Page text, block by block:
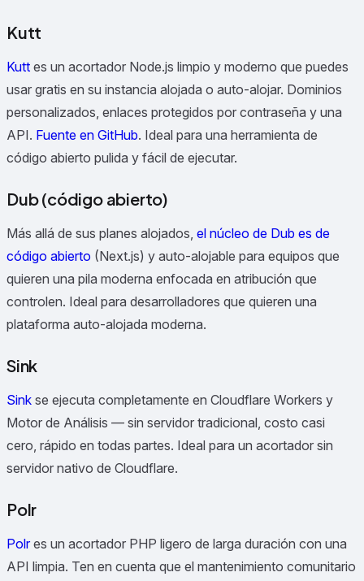
Kutt
Kutt es un acortador Node.js limpio y moderno que puedes
usar gratis en su instancia alojada o auto-alojar. Dominios
personalizados, enlaces protegidos por contraseña y una
API. Fuente en GitHub. Ideal para una herramienta de
código abierto pulida y fácil de ejecutar.
Dub (código abierto)
Más allá de sus planes alojados, el núcleo de Dub es de
código abierto (Next.js) y auto-alojable para equipos que
quieren una pila moderna enfocada en atribución que
controlen. Ideal para desarrolladores que quieren una
plataforma auto-alojada moderna.
Sink
Sink se ejecuta completamente en Cloudflare Workers y
Motor de Análisis — sin servidor tradicional, costo casi
cero, rápido en todas partes. Ideal para un acortador sin
servidor nativo de Cloudflare.
Polr
Polr es un acortador PHP ligero de larga duración con una
API limpia. Ten en cuenta que el mantenimiento comunitario